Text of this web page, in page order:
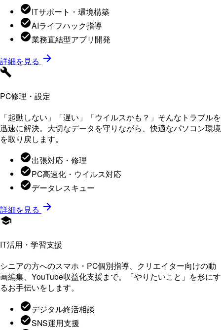
ITサポート・環境構築
AIライフハック指導
業務直結型アプリ開発
詳細を見る
PC修理・設定
「起動しない」「遅い」「ウイルスかも？」そんなトラブルを
迅速に解決。大切なデータを守りながら、快適なパソコン環境
を取り戻します。
出張対応・修理
PC高速化・ウイルス対応
データレスキュー
詳細を見る
IT活用・学習支援
シニアの方へのスマホ・PC個別指導、クリエイター向けの動
画編集、YouTube収益化支援まで。「やりたいこと」を形にす
るお手伝いをします。
デジタル終活相談
SNS運用支援